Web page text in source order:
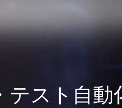
テスト自動